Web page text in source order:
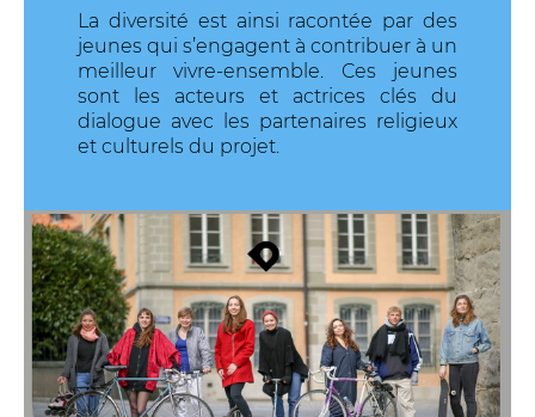
La diversité est ainsi racontée par des
jeunes qui s’engagent à contribuer à un
meilleur vivre-ensemble. Ces jeunes
sont les acteurs et actrices clés du
dialogue avec les partenaires religieux
et culturels du projet.